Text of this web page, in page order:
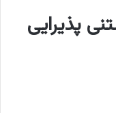
پذیرایی